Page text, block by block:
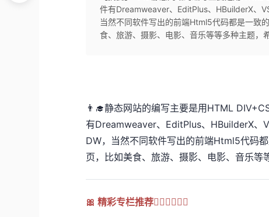
件有Dreamweaver、EditPlus、HBuilderX、
当然不同软件写出的前端Html5代码都是一致
食、旅游、摄影、电影、音乐等等多种主题，
👨‍🎓静态网站的编写主要是用HTML
有Dreamweaver、EditPlus、HBuilderX、
DW，当然不同软件写出的前端Html5代码
页，比如美食、旅游、摄影、电影、音乐等
🎀 精彩专栏推荐👇🏻👇🏻👇🏻